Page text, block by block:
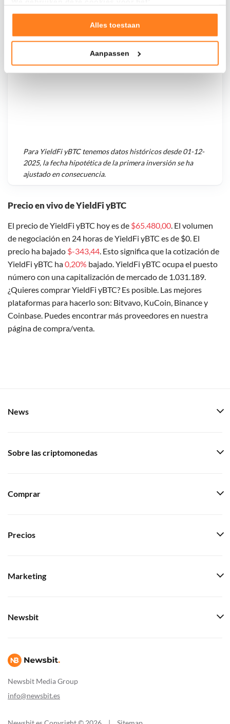
Goed laten functioneren van deze website
Verzamelen van gebruiksstatistieken
Tonen en meten van relevante advertenties
Klik hieronder om ons toestemming te geven om deze
Alles toestaan
Aanpassen
Precio en vivo de YieldFi yBTC
El precio de YieldFi yBTC hoy es de $65.480,00. El volumen
de negociación en 24 horas de YieldFi yBTC es de $0. El
precio ha bajado $-343,44. Esto significa que la cotización de
YieldFi yBTC ha0,20% bajado. YieldFi yBTC ocupa el puesto
número con una capitalización de mercado de 1.031.189.
¿Quieres comprar YieldFi yBTC? Es posible. Las mejores
plataformas para hacerlo son: Bitvavo, KuCoin, Binance y
Coinbase. Puedes encontrar más proveedores en nuestra
página de compra/venta.
Valor total
$807,37
Para YieldFi yBTCtenemos datos históricos desde01-12-
2025, la fecha hipotética de la primera inversión se ha
ajustado en consecuencia.
Newsbit Media Group
info@newsbit.es
News
Sobre las criptomonedas
Comprar
Precios
Marketing
Newsbit